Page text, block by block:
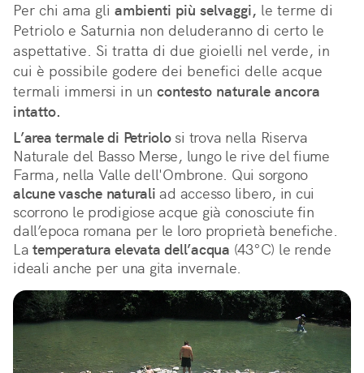
Per chi ama gli ambienti più selvaggi, le terme di
Petriolo e Saturnia non deluderanno di certo le
aspettative. Si tratta di due gioielli nel verde, in
cui è possibile godere dei benefici delle acque
termali immersi in un contesto naturale ancora
intatto.
L’area termale di Petriolosi trova nella Riserva
Naturale del Basso Merse, lungo le rive del fiume
Farma, nella Valle dell'Ombrone. Qui sorgono
alcune vasche naturali ad accesso libero, in cui
scorrono le prodigiose acque già conosciute fin
dall’epoca romana per le loro proprietà benefiche.
Latemperatura elevata dell’acqua (43°C) le rende
ideali anche per una gita invernale.